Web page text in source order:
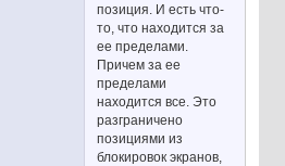
позиция. И есть что-
то, что находится за
ее пределами.
Причем за ее
пределами
находится все. Это
разграничено
позициями из
блокировок экранов,